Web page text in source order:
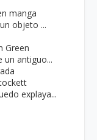
manga
objeto ...
Green
un antiguo...
explaya...